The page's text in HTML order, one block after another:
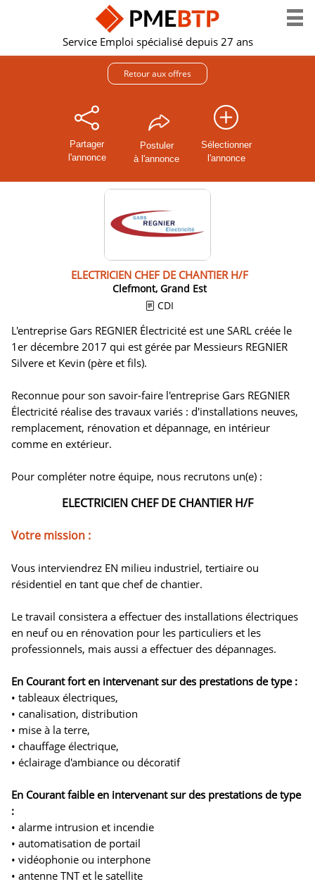
Service Emploi spécialisé depuis 27 ans
Retour aux offres
Partager
l'annonce
Postuler
à l'annonce
Sélectionner
l'annonce
ELECTRICIEN CHEF DE CHANTIER H/F
Clefmont, Grand Est
CDI
L'entreprise Gars REGNIER Électricité est une SARL créée le
1er décembre 2017 qui est gérée par Messieurs REGNIER
Silvere et Kevin (père et fils).
Reconnue pour son savoir-faire l'entreprise Gars REGNIER
Électricité réalise des travaux variés : d'installations neuves,
remplacement, rénovation et dépannage, en intérieur
comme en extérieur.
Pour compléter notre équipe, nous recrutons un(e) :
ELECTRICIEN CHEF DE CHANTIER H/F
Votre mission :
Vous interviendrez EN milieu industriel, tertiaire ou
résidentiel en tant que chef de chantier.
Le travail consistera a effectuer des installations électriques
en neuf ou en rénovation pour les particuliers et les
professionnels, mais aussi a effectuer des dépannages.
En Courant fort en intervenant sur des prestations de type :
• tableaux électriques,
• canalisation, distribution
• mise à la terre,
• chauffage électrique,
• éclairage d'ambiance ou décoratif
En Courant faible en intervenant sur des prestations de type
:
• alarme intrusion et incendie
• automatisation de portail
• vidéophonie ou interphone
• antenne TNT et le satellite